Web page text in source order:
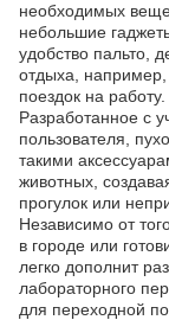
необходимых
небольшие
удобство пальто,
отдыха,
поездок на работу.
Разработанное с
пользователя,
такими
животных,
прогулок или
Независимо от
в городе или
легко дополнит
лабораторного
для переходной